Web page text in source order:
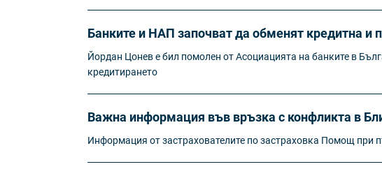
Банките и НАП започват да обменят кредитна и
Йордан Цонев е бил помолен от Асоциацията на банките в
кредитирането
Важна информация във връзка с конфликта в
Информация от застрахователите по застраховка Помощ при